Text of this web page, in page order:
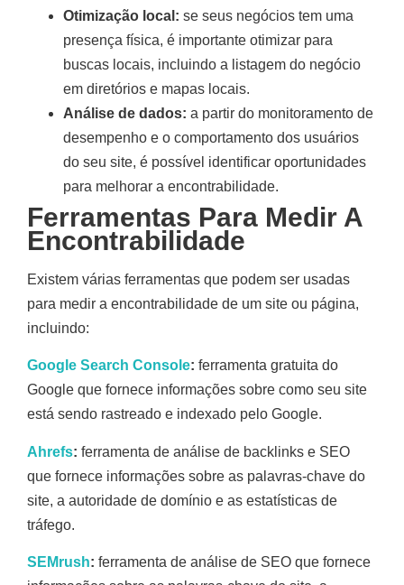
Otimização local: se seus negócios tem uma
presença física, é importante otimizar para
buscas locais, incluindo a listagem do negócio
em diretórios e mapas locais.
Análise de dados: a partir do monitoramento de
desempenho e o comportamento dos usuários
do seu site, é possível identificar oportunidades
para melhorar a encontrabilidade.
Ferramentas Para Medir A
Encontrabilidade
Existem várias ferramentas que podem ser usadas
para medir a encontrabilidade de um site ou página,
incluindo:
Google Search Console: ferramenta gratuita do
Google que fornece informações sobre como seu site
está sendo rastreado e indexado pelo Google.
Ahrefs: ferramenta de análise de backlinks e SEO
que fornece informações sobre as palavras-chave do
site, a autoridade de domínio e as estatísticas de
tráfego.
SEMrush: ferramenta de análise de SEO que fornece